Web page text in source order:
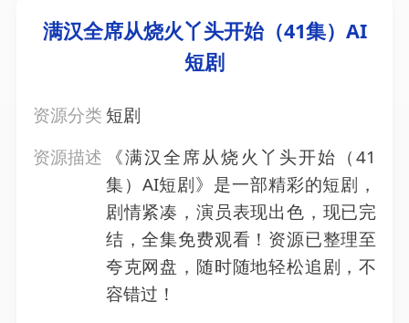
满汉全席从烧火丫头开始（41集）AI
短剧
资源分类 短剧
资源描述
《满汉全席从烧火丫头开始（41
集）AI短剧》是一部精彩的短剧，
剧情紧凑，演员表现出色，现已完
结，全集免费观看！资源已整理至
夸克网盘，随时随地轻松追剧，不
容错过！